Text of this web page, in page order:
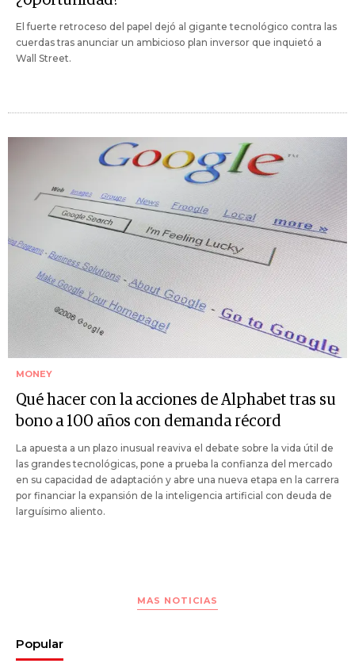
El fuerte retroceso del papel dejó al gigante tecnológico contra las
cuerdas tras anunciar un ambicioso plan inversor que inquietó a
Wall Street.
MONEY
Qué hacer con la acciones de Alphabet tras su
bono a 100 años con demanda récord
La apuesta a un plazo inusual reaviva el debate sobre la vida útil de
las grandes tecnológicas, pone a prueba la confianza del mercado
en su capacidad de adaptación y abre una nueva etapa en la carrera
por financiar la expansión de la inteligencia artificial con deuda de
larguísimo aliento.
MAS NOTICIAS
Popular